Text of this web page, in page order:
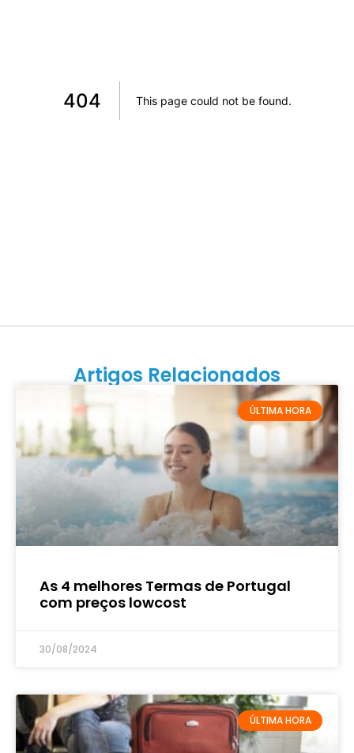
Artigos Relacionados
ÚLTIMA HORA
As 4 melhores Termas de Portugal
com preços lowcost
30/08/2024
ÚLTIMA HORA